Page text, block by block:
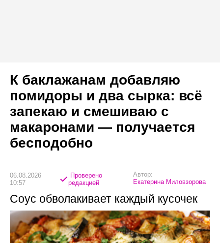
К баклажанам добавляю
помидоры и два сырка: всё
запекаю и смешиваю с
макаронами — получается
бесподобно
06.08.2026
10:57
Проверено
редакцией
Автор:
Екатерина Миловзорова
Соус обволакивает каждый кусочек